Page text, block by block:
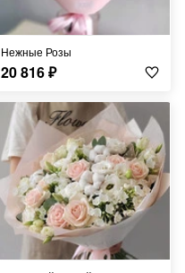
Нежные Розы
20 816₽